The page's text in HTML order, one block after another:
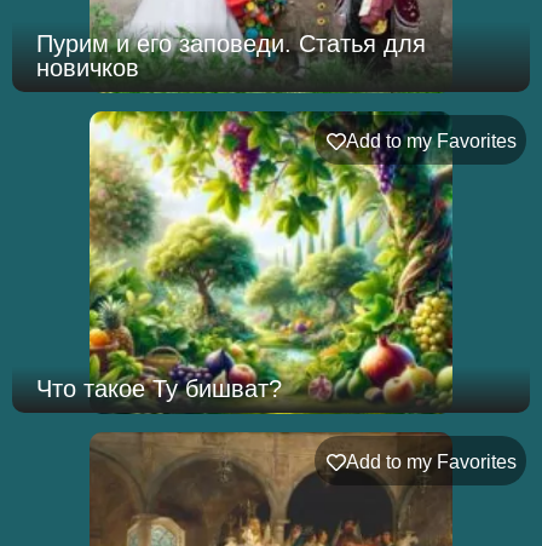
Пурим и его заповеди. Статья для
новичков
Add to my Favorites
Что такое Ту бишват?
Add to my Favorites